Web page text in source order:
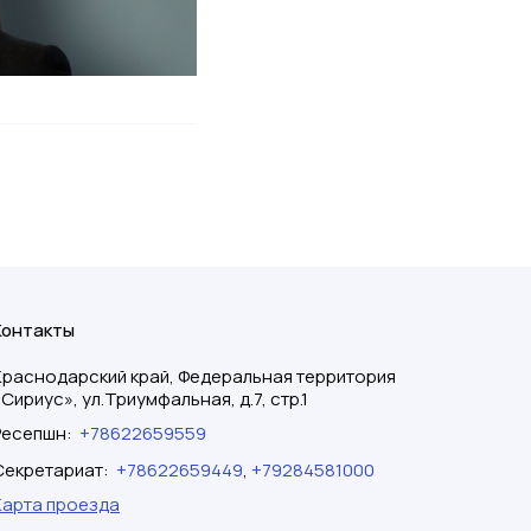
край, Федеральная территория
ул.Триумфальная, д.7, стр.1
: +78622659559
: +78622659449, +79284581000
проезда